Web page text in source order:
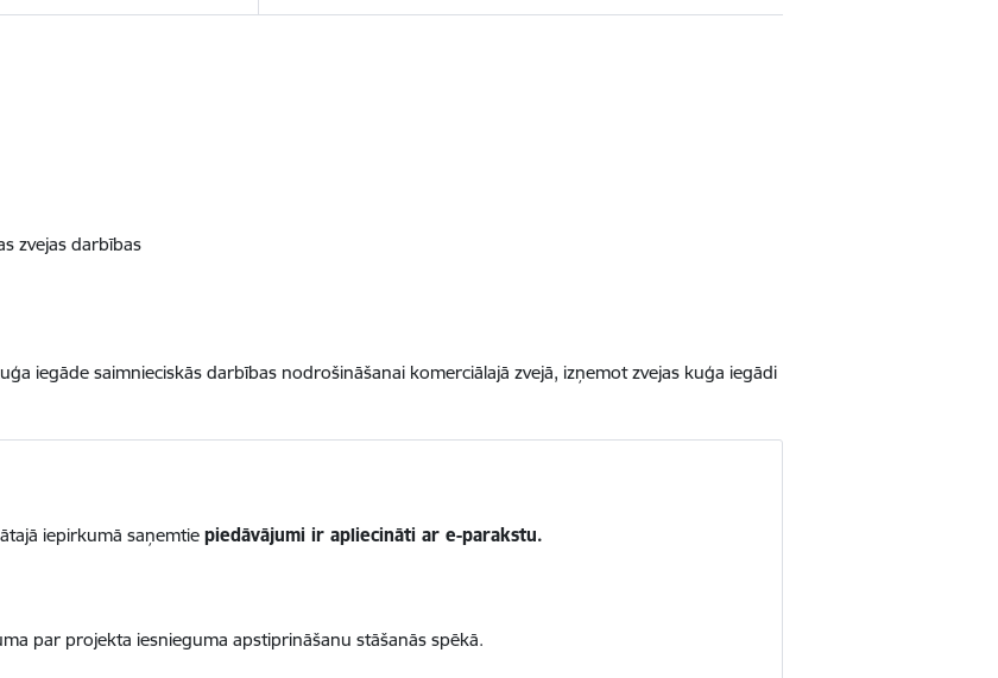
zvejas darbības
iegāde saimnieciskās darbības nodrošināšanai komerciālajā zvejā, izņemot zvejas kuģa iegādi
iepirkumā saņemtie piedāvājumi ir apliecināti ar e-parakstu.
par projekta iesnieguma apstiprināšanu stāšanās spēkā.